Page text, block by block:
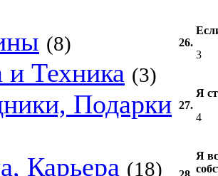
(8)
и Техника (3)
Подарки
Карьера (18)
26.
3
27.
Я
4
Я